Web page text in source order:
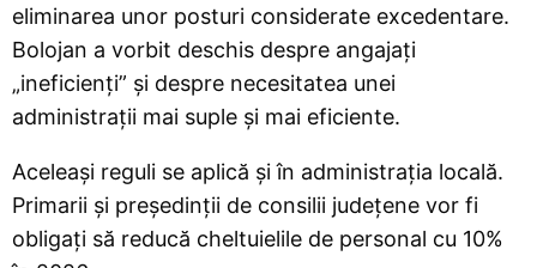
eliminarea unor posturi considerate excedentare.
Bolojan a vorbit deschis despre angajați
„ineficienți” și despre necesitatea unei
administrații mai suple și mai eficiente.
Aceleași reguli se aplică și în administrația locală.
Primarii și președinții de consilii județene vor fi
obligați să reducă cheltuielile de personal cu 10%